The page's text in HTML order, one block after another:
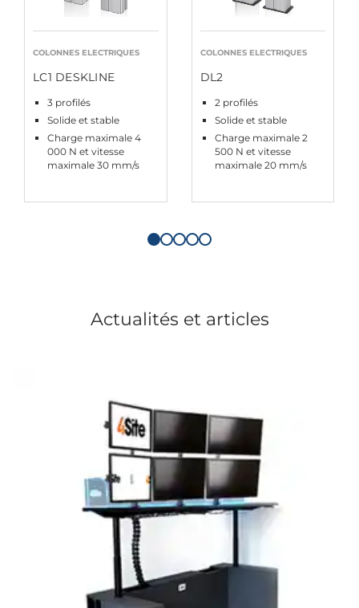
COLONNES ELECTRIQUES
LC1 DESKLINE
3 profilés
Solide et stable
Charge maximale 4
000 N et vitesse
maximale 30 mm/s
COLONNES ELECTRIQUES
DL2
2 profilés
Solide et stable
Charge maximale 2
500 N et vitesse
maximale 20 mm/s
Actualités et articles